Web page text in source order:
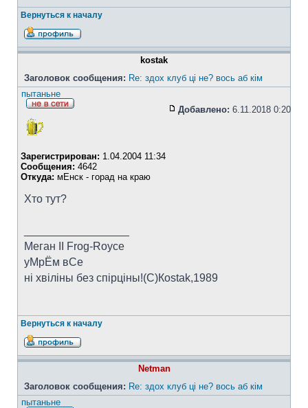
Вернуться к началу
kostak
Заголовок сообщения: Re: здох клуб ці не? вось аб кім
пытаньне
Добавлено: 6.11.2018 0:20
Зарегистрирован: 1.04.2004 11:34
Сообщения: 4642
Откуда: мЕнск - горад на краю
Хто тут?
Меган II Frog-Royce
уМрЁм вСе
ні хвіліны без спірціны!(C)Коstak,1989
Вернуться к началу
Netman
Заголовок сообщения: Re: здох клуб ці не? вось аб кім
пытаньне